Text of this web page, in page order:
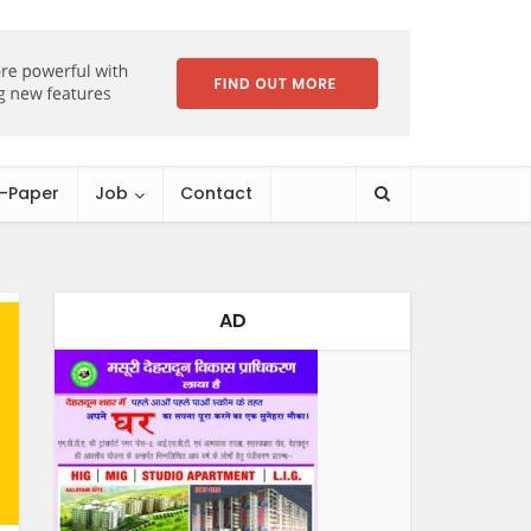
Paper Job Contact
AD